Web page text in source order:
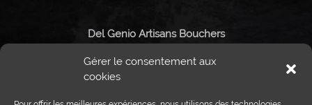
Gérer le consentement aux
cookies
Del Genio Artisans Bouchers
1950 Sion